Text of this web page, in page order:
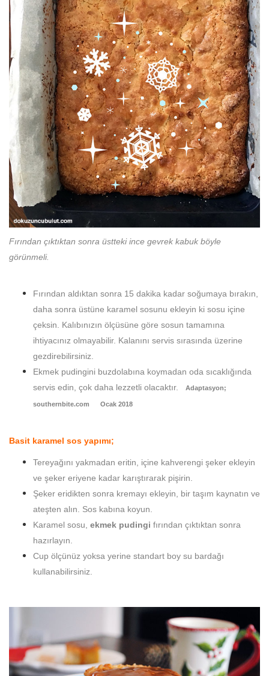
Fırından çıktıktan sonra üstteki ince gevrek kabuk böyle
görünmeli.
Fırından aldıktan sonra 15 dakika kadar soğumaya bırakın,
daha sonra üstüne karamel sosunu ekleyin ki sosu içine
çeksin. Kalıbınızın ölçüsüne göre sosun tamamına
ihtiyacınız olmayabilir. Kalanını servis sırasında üzerine
gezdirebilirsiniz.
Ekmek pudingini buzdolabına koymadan oda sıcaklığında
servis edin, çok daha lezzetli olacaktır.
Adaptasyon;
southernbite.com Ocak 2018
Basit karamel sos yapımı;
Tereyağını yakmadan eritin, içine kahverengi şeker ekleyin
ve şeker eriyene kadar karıştırarak pişirin.
Şeker eridikten sonra kremayı ekleyin, bir taşım kaynatın ve
ateşten alın. Sos kabına koyun.
Karamel sosu, ekmek pudingi fırından çıktıktan sonra
hazırlayın.
Cup ölçünüz yoksa yerine standart boy su bardağı
kullanabilirsiniz.